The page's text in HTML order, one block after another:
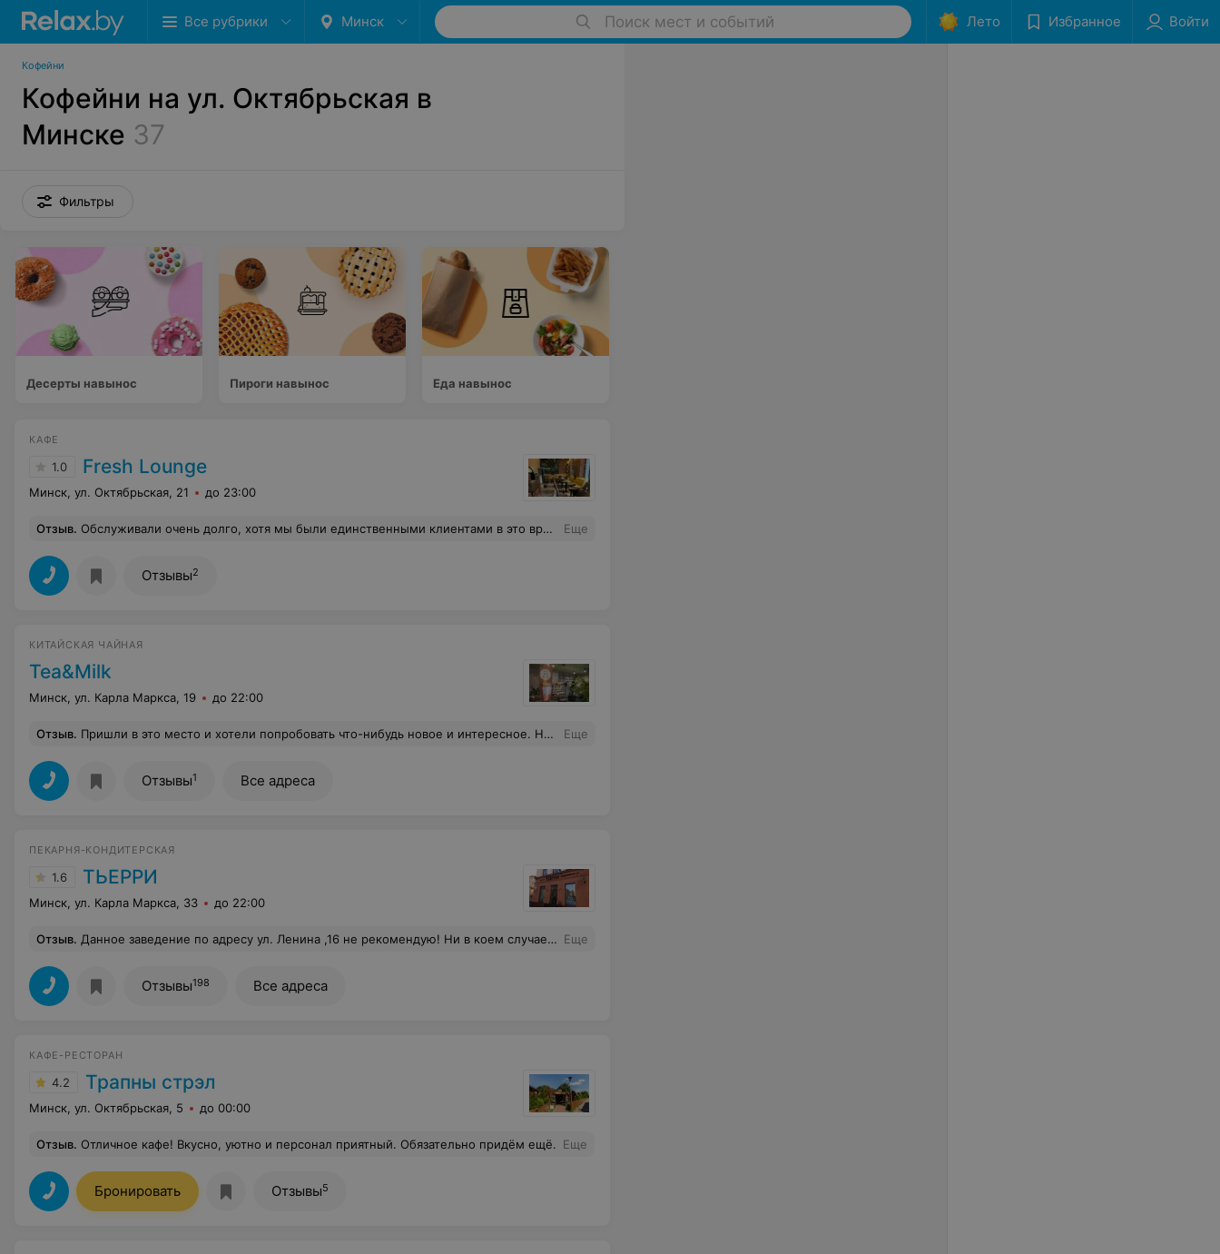
Все рубрики Минск Поиск мест и событий Лето Избранное Войти
Кофейни
Кофейни на ул. Октябрьская в
Минске 37
Фильтры
Десерты навынос Пироги навынос Еда навынос
КАФЕ
1.0 Fresh Lounge
Минск, ул. Октябрьская, 21 до 23:00
Отзыв. Обслуживали очень долго, хотя мы были единственными клиентами в это время (около 30 минут ждали блинчик и пасту), еда невкусная, бабл ти принесли ещё позже, в бабл попалась ветка :):):), да и , в принципе, он был невкусным. Дизлайк, отписка) Еще
Отзывы2
КИТАЙСКАЯ ЧАЙНАЯ
Tea&Milk
Минск, ул. Карла Маркса, 19 до 22:00
Отзыв. Пришли в это место и хотели попробовать что-нибудь новое и интересное. Не знаю на что ориентировался персонал, но к открытию в наличии из наполнителей ничего почти и не было. Очередь собирается быстро. Кафе не оправдало ожидания. Еще
Отзывы1 Все адреса
ПЕКАРНЯ-КОНДИТЕРСКАЯ
1.6 ТЬЕРРИ
Минск, ул. Карла Маркса, 33 до 22:00
Отзыв. Данное заведение по адресу ул. Ленина ,16 не рекомендую! Ни в коем случае! 22.06.2022 в вечернее время столкнулись с потрясающим грубым, хамским отношением обслуживающего персонала! Хамство, ерничание, отсутствие всякого этикета, недовольные лица, типа - чего вы сюда приперлись... Неправильно выполненный заказ, без всяких извинений и без исправления своих ошибок! В конечном итоге - испорченное настроение нам было обеспечено! Совет администрации: обратите внимание на подбор персонала, обслуживающего посетителей! В крайнем случае - проведите мастер-классы по культуре поведения! К сожалению, данное заведение размещено в центре столицы, которое могут посетить не только коренные минчане. И благодаря такому обслуживанию может складываться не самое благоприятное мнение о Минске (не говоря уже - о самой сети). Еще
Отзывы198 Все адреса
КАФЕ-РЕСТОРАН
4.2 Трапны стрэл
Минск, ул. Октябрьская, 5 до 00:00
Отзыв. Отличное кафе! Вкусно, уютно и персонал приятный. Обязательно придём ещё. Еще
Бронировать Отзывы5